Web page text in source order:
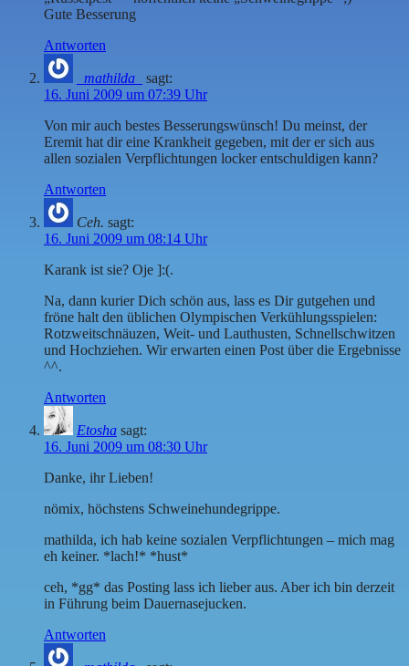
Gute Besserung
Antworten
_mathilda_
sagt:
16. Juni 2009 um 07:39 Uhr
Von mir auch bestes Besserungswünsch! Du meinst, der
Eremit hat dir eine Krankheit gegeben, mit der er sich aus
allen sozialen Verpflichtungen locker entschuldigen kann?
Antworten
Ceh. sagt:
16. Juni 2009 um 08:14 Uhr
Karank ist sie? Oje ]:(.
Na, dann kurier Dich schön aus, lass es Dir gutgehen und
fröne halt den üblichen Olympischen Verkühlungsspielen:
Rotzweitschnäuzen, Weit- und Lauthusten, Schnellschwitzen
und Hochziehen. Wir erwarten einen Post über die Ergebnisse
^^.
Antworten
Etosha sagt:
16. Juni 2009 um 08:30 Uhr
Danke, ihr Lieben!
nömix, höchstens Schweinehundegrippe.
mathilda, ich hab keine sozialen Verpflichtungen – mich mag
eh keiner. *lach!* *hust*
ceh, *gg* das Posting lass ich lieber aus. Aber ich bin derzeit
in Führung beim Dauernasejucken.
Antworten